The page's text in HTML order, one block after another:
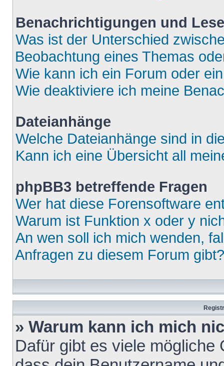
Benachrichtigungen und
Was ist der Unterschied
Beobachtung eines Themas
Wie kann ich ein Forum oder
Wie deaktiviere ich meine
Dateianhänge
Welche Dateianhänge sind in
Kann ich eine Übersicht all
phpBB3 betreffende Fragen
Wer hat diese Forensoftware
Warum ist Funktion x oder y
An wen soll ich mich wenden,
Anfragen zu diesem Forum gibt?
» Warum kann ich mich
Dafür gibt es viele